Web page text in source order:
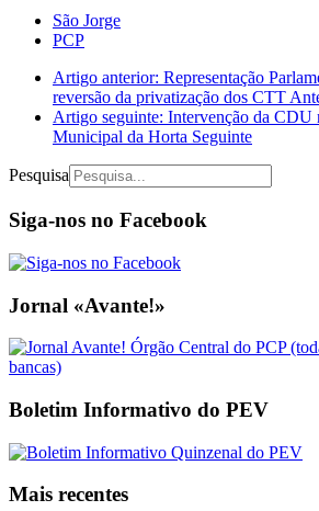
São Jorge
PCP
Artigo anterior: Representação
reversão da privatização dos CTT
Artigo seguinte: Intervenção da CDU
Municipal da Horta Seguinte
Pesquisa
Siga-nos no Facebook
Jornal «Avante!»
Boletim Informativo do PEV
Mais recentes